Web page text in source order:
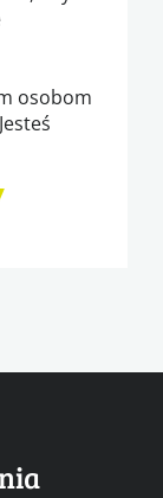
osobom